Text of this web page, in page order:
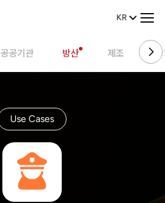
KR
공공기관 방산 제조 헬
Use Cases